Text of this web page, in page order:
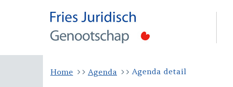
Home Agenda Agenda detail